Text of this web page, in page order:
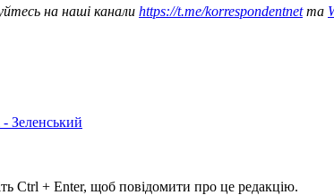
на наші канали https://t.me/korrespondentnetта
Зеленський
Ctrl + Enter, щоб повідомити про це редакцію.